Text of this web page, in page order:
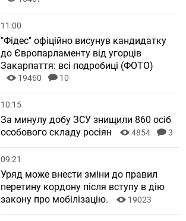
11:00
"Фідес" офіційно висунув кандидатку
до Європарламенту від угорців
Закарпаття: всі подробиці (ФОТО)
19460 10
10:15
За минулу добу ЗСУ знищили 860 осіб
особового складу росіян
4854 3
09:21
Уряд може внести зміни до правил
перетину кордону після вступу в дію
закону про мобілізацію.
19023